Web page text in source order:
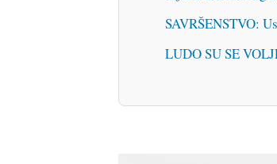
SAVRŠENSTVO:
LUDO SU SE